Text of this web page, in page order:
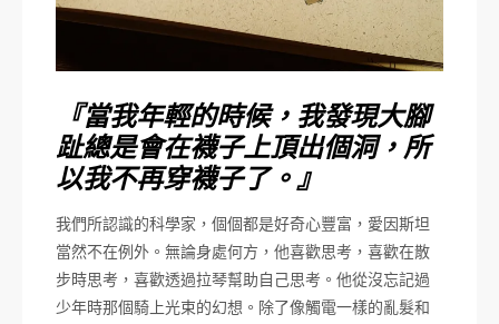
『當我年輕的時候，我發現大腳
趾總是會在襪子上頂出個洞，所
以我不再穿襪子了。』
我們所認識的科學家，個個都是好奇心豐富，愛因斯坦
當然不在例外。無論身處何方，他喜歡思考，喜歡在散
步時思考，喜歡透過拉琴幫助自己思考。他從沒忘記過
少年時那個騎上光束的幻想。除了像觸電一樣的亂髮和